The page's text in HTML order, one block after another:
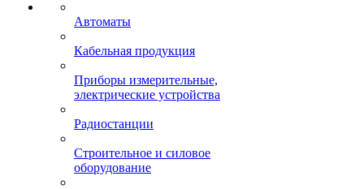
Автоматы
Кабельная продукция
Приборы измерительные,
электрические устройства
Радиостанции
Строительное и силовое
оборудование